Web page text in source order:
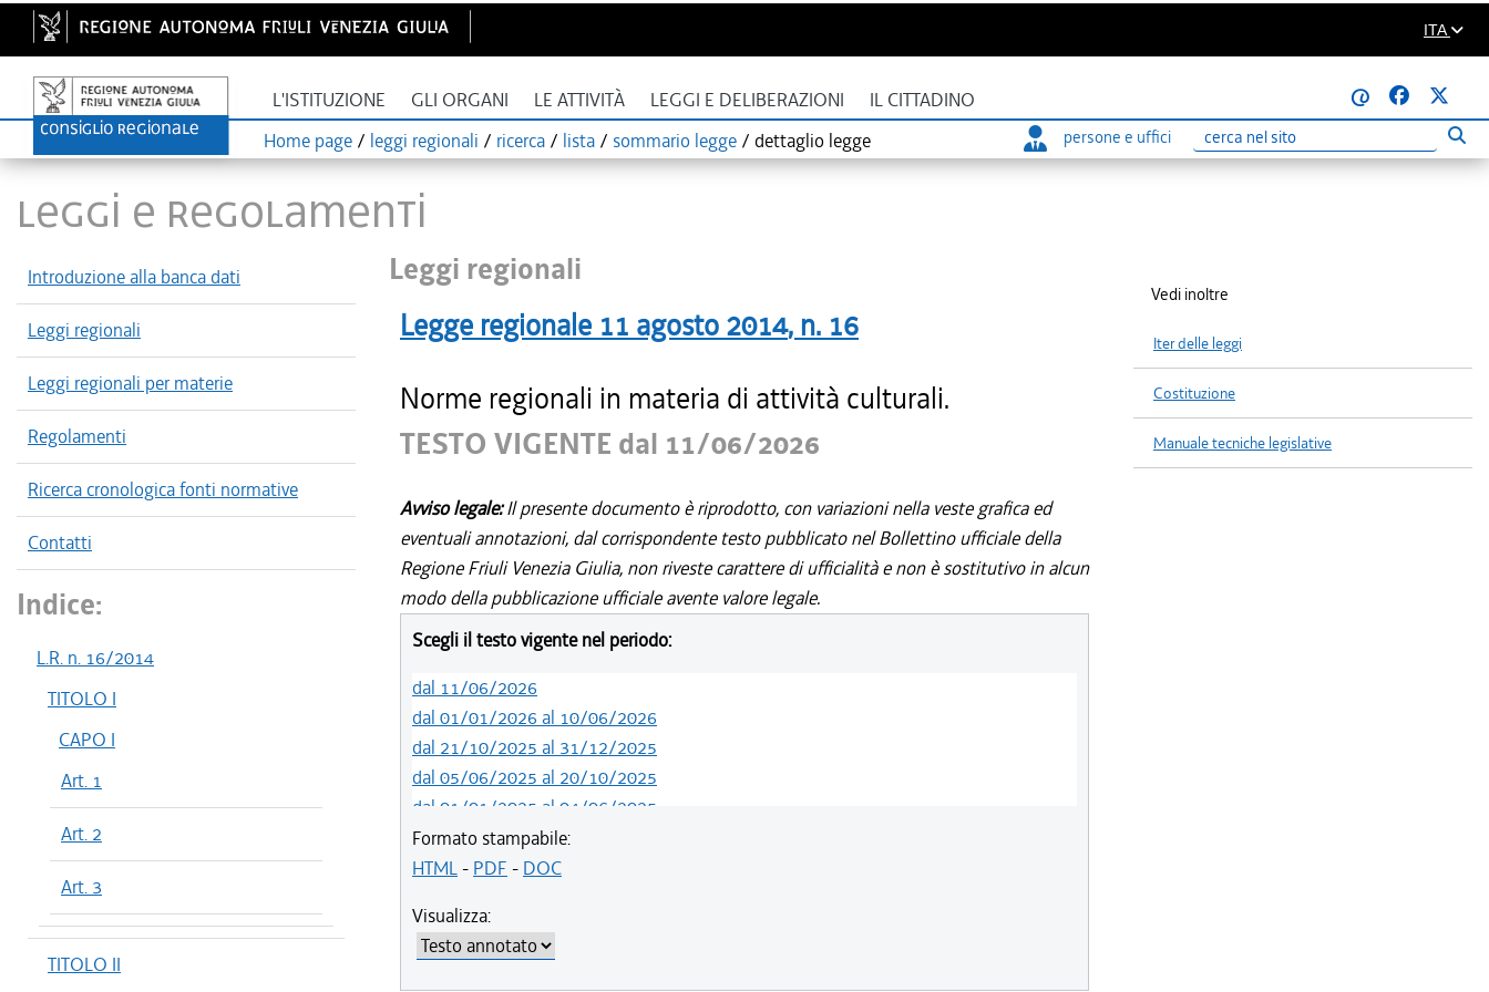
ITA
L'ISTITUZIONE GLI ORGANI LE ATTIVITÀ LEGGI E DELIBERAZIONI IL CITTADINO
@
Home page / leggi regionali / ricerca / lista / sommario legge / dettaglio legge persone e uffici
Ricerca
LEGGI E REGOLAMENTI
Introduzione alla banca dati
Leggi regionali
Leggi regionali per materie
Regolamenti
Ricerca cronologica fonti normative
Contatti
Indice:
L.R. n. 16/2014
TITOLO I
CAPO I
Art. 1
Art. 2
Art. 3
TITOLO II
Leggi regionali
Legge regionale 11 agosto 2014, n. 16
Norme regionali in materia di attività culturali.
TESTO VIGENTE dal 11/06/2026
Avviso legale:Il presente documento è riprodotto, con variazioni nella veste grafica ed
eventuali annotazioni, dal corrispondente testo pubblicato nel Bollettino ufficiale della
Regione Friuli Venezia Giulia, non riveste carattere di ufficialità e non è sostitutivo in alcun
modo della pubblicazione ufficiale avente valore legale.
Scegli il testo vigente nel periodo:
dal 11/06/2026
dal 01/01/2026 al 10/06/2026
dal 21/10/2025 al 31/12/2025
dal 05/06/2025 al 20/10/2025
dal 01/01/2025 al 04/06/2025
dal 27/10/2024 al 31/12/2024
dal 10/08/2024 al 26/10/2024
dal 01/01/2024 al 13/05/2024
dal 31/10/2023 al 31/12/2023
dal 12/08/2023 al 30/10/2023
Formato stampabile:
HTML- PDF - DOC
Visualizza:
Vedi inoltre
Iter delle leggi
Costituzione
Manuale tecniche legislative